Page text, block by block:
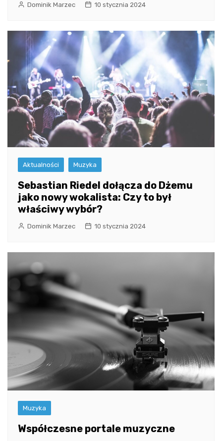
Dominik Marzec 10 stycznia 2024
Aktualności Muzyka
Sebastian Riedel dołącza do Dżemu
jako nowy wokalista: Czy to był
właściwy wybór?
Dominik Marzec 10 stycznia 2024
Muzyka
Współczesne portale muzyczne